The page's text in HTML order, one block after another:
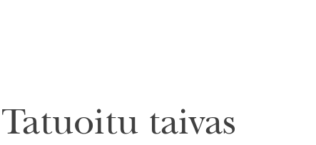
Tatuoitu taivas